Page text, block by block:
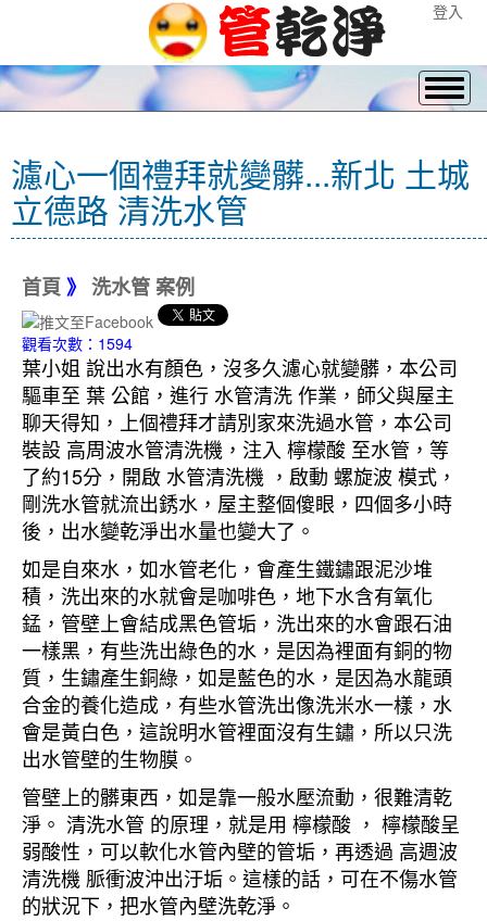
登入
濾心一個禮拜就變髒...新北 土城
立德路 清洗水管
首頁 》 洗水管 案例
觀看次數：1594
葉小姐 說出水有顏色，沒多久濾心就變髒，本公司
驅車至 葉 公館，進行 水管清洗 作業，師父與屋主
聊天得知，上個禮拜才請別家來洗過水管，本公司
裝設 高周波水管清洗機，注入 檸檬酸 至水管，等
了約15分，開啟 水管清洗機 ，啟動 螺旋波 模式，
剛洗水管就流出銹水，屋主整個傻眼，四個多小時
後，出水變乾淨出水量也變大了。
如是自來水，如水管老化，會產生鐵鏽跟泥沙堆
積，洗出來的水就會是咖啡色，地下水含有氧化
錳，管壁上會結成黑色管垢，洗出來的水會跟石油
一樣黑，有些洗出綠色的水，是因為裡面有銅的物
質，生鏽產生銅綠，如是藍色的水，是因為水龍頭
合金的養化造成，有些水管洗出像洗米水一樣，水
會是黃白色，這說明水管裡面沒有生鏽，所以只洗
出水管壁的生物膜。
管壁上的髒東西，如是靠一般水壓流動，很難清乾
淨。 清洗水管 的原理，就是用 檸檬酸 ， 檸檬酸呈
弱酸性，可以軟化水管內壁的管垢，再透過 高週波
清洗機 脈衝波沖出汙垢。這樣的話，可在不傷水管
的狀況下，把水管內壁洗乾淨。